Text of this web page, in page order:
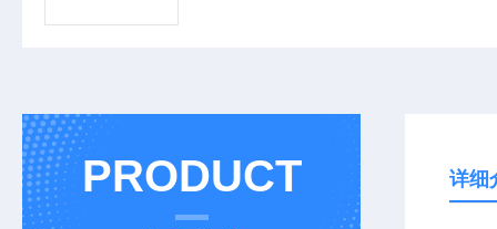
PRODUCT 详细